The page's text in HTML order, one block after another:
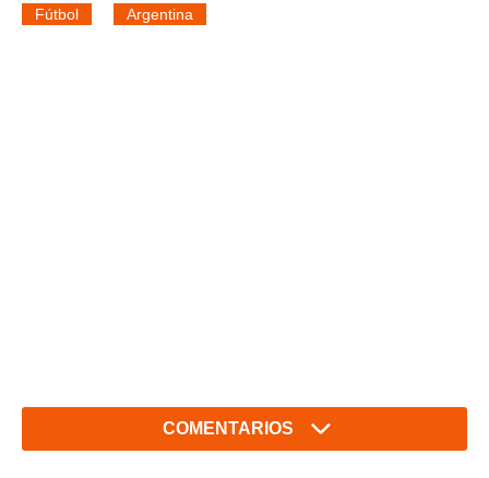
Fútbol Argentina
COMENTARIOS